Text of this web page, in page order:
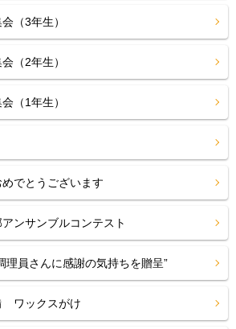
（3年生）
（2年生）
（1年生）
でとうございます
ンサンブルコンテスト
員さんに感謝の気持ちを贈呈”
ワックスがけ